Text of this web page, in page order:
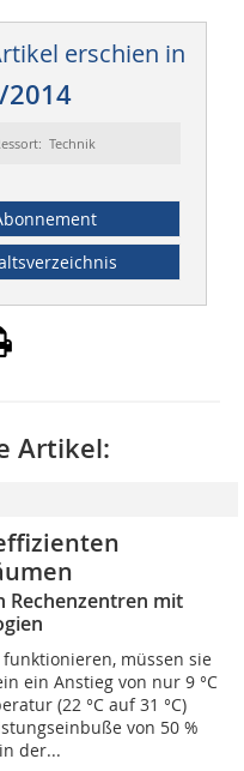
erschien in
2014
Technik
Artikel:
Rechenzentren mit
müssen sie
ein Anstieg von nur 9 °C
(22 °C auf 31 °C)
von 50 %
der...